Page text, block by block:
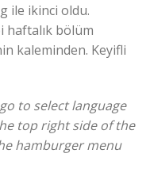
ile ikinci oldu.
haftalık bölüm
kaleminden. Keyifli
to select language
top right side of the
hamburger menu